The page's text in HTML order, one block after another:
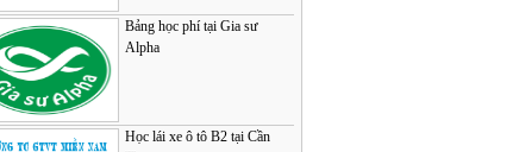
Bảng học phí tại Gia sư
Alpha
Học lái xe ô tô B2 tại Cần